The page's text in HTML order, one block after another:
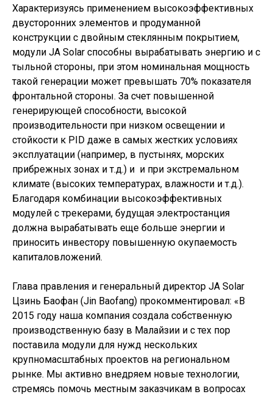
Характеризуясь применением высокоэффективных
двусторонних элементов и продуманной
конструкции с двойным стеклянным покрытием,
модули JA Solar способны вырабатывать энергию и с
тыльной стороны, при этом номинальная мощность
такой генерации может превышать 70% показателя
фронтальной стороны. За счет повышенной
генерирующей способности, высокой
производительности при низком освещении и
стойкости к PID даже в самых жестких условиях
эксплуатации (например, в пустынях, морских
прибрежных зонах и т.д.) и и при экстремальном
климате (высоких температурах, влажности и т.д.).
Благодаря комбинации высокоэффективных
модулей с трекерами, будущая электростанция
должна вырабатывать еще больше энергии и
приносить инвестору повышенную окупаемость
капиталовложений.
Глава правления и генеральный директор JA Solar
Цзинь Баофан (Jin Baofang) прокомментировал: «В
2015 году наша компания создала собственную
производственную базу в Малайзии и с тех пор
поставила модули для нужд нескольких
крупномасштабных проектов на региональном
рынке. Мы активно внедряем новые технологии,
стремясь помочь местным заказчикам в вопросах